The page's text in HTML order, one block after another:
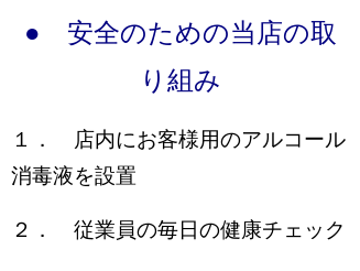
● 安全のための当店の取
り組み
１． 店内にお客様用のアルコール
消毒液を設置
２． 従業員の毎日の健康チェック